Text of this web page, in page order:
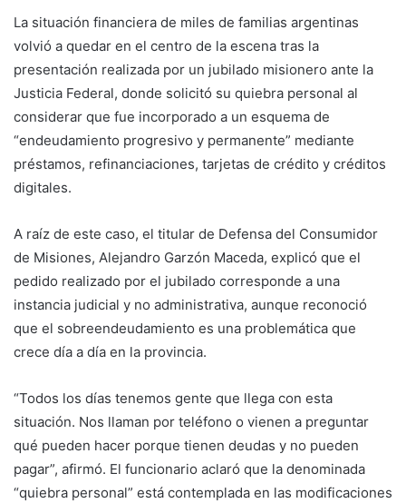
La situación financiera de miles de familias argentinas
volvió a quedar en el centro de la escena tras la
presentación realizada por un jubilado misionero ante la
Justicia Federal, donde solicitó su quiebra personal al
considerar que fue incorporado a un esquema de
“endeudamiento progresivo y permanente” mediante
préstamos, refinanciaciones, tarjetas de crédito y créditos
digitales.
A raíz de este caso, el titular de Defensa del Consumidor
de Misiones, Alejandro Garzón Maceda, explicó que el
pedido realizado por el jubilado corresponde a una
instancia judicial y no administrativa, aunque reconoció
que el sobreendeudamiento es una problemática que
crece día a día en la provincia.
“Todos los días tenemos gente que llega con esta
situación. Nos llaman por teléfono o vienen a preguntar
qué pueden hacer porque tienen deudas y no pueden
pagar”, afirmó. El funcionario aclaró que la denominada
“quiebra personal” está contemplada en las modificaciones